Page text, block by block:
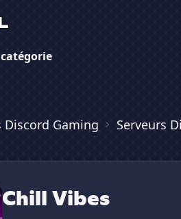
Discord Gaming Serveurs
Chill Vibes